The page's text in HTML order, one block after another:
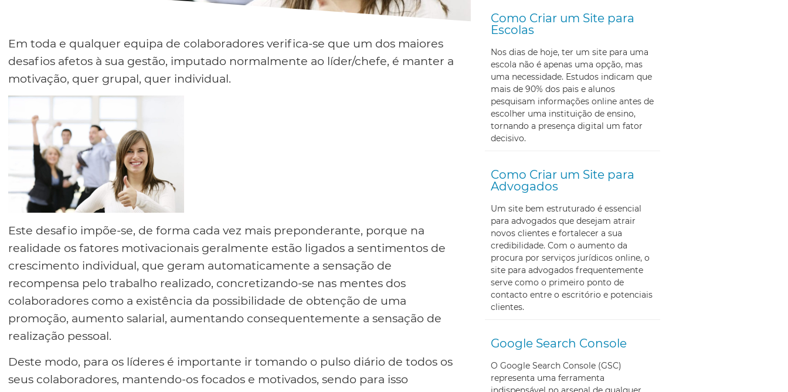
Em toda e qualquer equipa de colaboradores verifica-se que um dos maiores
desafios afetos à sua gestão, imputado normalmente ao líder/chefe, é manter a
motivação, quer grupal, quer individual.
Este desafio impõe-se, de forma cada vez mais preponderante, porque na
realidade os fatores motivacionais geralmente estão ligados a sentimentos de
crescimento individual, que geram automaticamente a sensação de
recompensa pelo trabalho realizado, concretizando-se nas mentes dos
colaboradores como a existência da possibilidade de obtenção de uma
promoção, aumento salarial, aumentando consequentemente a sensação de
realização pessoal.
Deste modo, para os líderes é importante ir tomando o pulso diário de todos os
seus colaboradores, mantendo-os focados e motivados, sendo para isso
Como Criar um Site para
Escolas
Nos dias de hoje, ter um site para uma
escola não é apenas uma opção, mas
uma necessidade. Estudos indicam que
mais de 90% dos pais e alunos
pesquisam informações online antes de
escolher uma instituição de ensino,
tornando a presença digital um fator
decisivo.
Como Criar um Site para
Advogados
Um site bem estruturado é essencial
para advogados que desejam atrair
novos clientes e fortalecer a sua
credibilidade. Com o aumento da
procura por serviços jurídicos online, o
site para advogados frequentemente
serve como o primeiro ponto de
contacto entre o escritório e potenciais
clientes.
Google Search Console
O Google Search Console (GSC)
representa uma ferramenta